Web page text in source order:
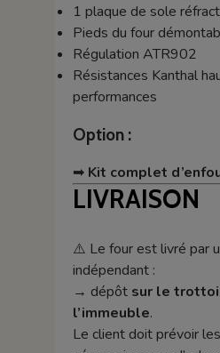
1 plaque de sole
Pieds du four
Régulation ATR902
Résistances Kanthal
performances
Option :
➡ Kit complet
LIVRAISON
⚠️ Le four est livré par
indépendant :
→ dépôt sur le
l’immeuble.
Le client doit prévoir